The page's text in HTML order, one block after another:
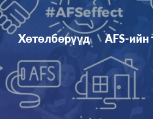
Хөтөлбөрүүд AFS-ийн